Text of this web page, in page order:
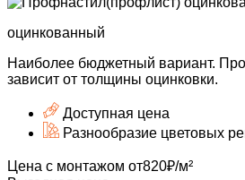
оцинкованный
Наиболее бюджетный вариант.
зависит от толщины оцинковки.
Доступная цена
Разнообразие цветовых
Цена с монтажом от820₽/м²